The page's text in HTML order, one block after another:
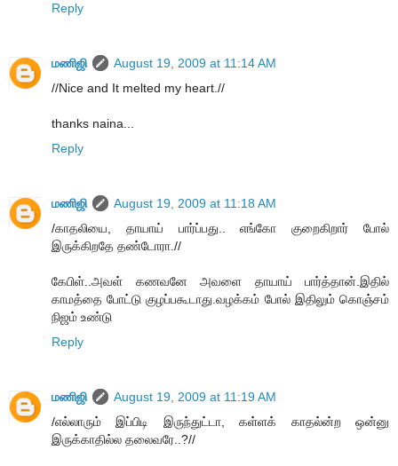
Reply
மணிஜி
August 19, 2009 at 11:14 AM
//Nice and It melted my heart.//
thanks naina...
Reply
மணிஜி
August 19, 2009 at 11:18 AM
/காதலியை, தாயாய் பார்ப்பது.. எங்கோ குறைகிறார் போல்
இருக்கிறதே தண்டோரா.//
கேபிள்..அவள் கணவனே அவளை தாயாய் பார்த்தான்.இதில்
காமத்தை போட்டு குழப்பகூடாது.வழக்கம் போல் இதிலும் கொஞ்சம்
நிஜம் உண்டு
Reply
மணிஜி
August 19, 2009 at 11:19 AM
/எல்லாரும் இப்பிடி இருந்துட்டா, கள்ளக் காதல்ன்ற ஒன்னு
இருக்காதில்ல தலைவரே..?//